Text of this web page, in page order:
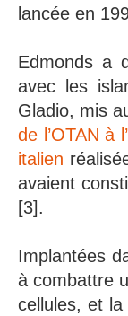
lancée en
Edmonds a
avec les
Gladio, mis
de l’OTAN à
italien
avaient
[3].
Implantées
à combattre
cellules, et